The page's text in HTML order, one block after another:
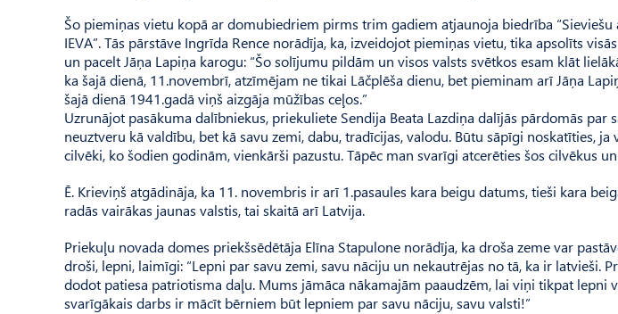
Šo piemiņas vietu kopā ar domubiedriem pirms trim gadiem at­jaunoja biedrība
IEVA”. Tās pārstāve Ingrīda Rence norādīja, ka, izveidojot piemiņas vietu, tika apsolīts
un pacelt Jāņa Lapiņa karogu: “Šo solījumu pildām un visos valsts svētkos esam klāt
ka šajā dienā, 11.novembrī, atzīmējam ne tikai Lāčplēša dienu, bet pieminam arī Jāņa
šajā dienā 1941.gadā viņš aizgāja mūžības ceļos.”
Uzrunājot pasākuma dalībniekus, priekuliete Sendija Beata Laz­diņa dalījās pārdomās par
neuztveru kā valdību, bet kā savu zemi, dabu, tradīcijas, valodu. Būtu sāpīgi noskatīties, ja
cilvēki, ko šodien godinām, vienkārši pazustu. Tāpēc man svarīgi atcerēties šos cilvēkus
Ē. Krieviņš atgādināja, ka 11. novembris ir arī 1.pasaules kara beigu datums, tieši kara
radās vairākas jaunas valstis, tai skaitā arī Latvija.
Priekuļu novada domes priekšsēdētāja Elīna Stapulone norādīja, ka droša zeme var
droši, lepni, laimīgi: “Lepni par savu zemi, savu nāciju un nekautrējas no tā, ka ir latvieši.
dodot patiesa patriotisma daļu. Mums jāmāca nākamajām paaudzēm, lai viņi tikpat lepni
svarīgākais darbs ir mācīt bērniem būt lepniem par savu nāciju, savu valsti!”